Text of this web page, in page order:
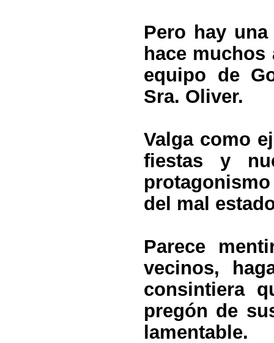
Pero hay
hace
equipo de
Sra. Oliver.
Valga como
fiestas y
del mal
Parece
vecinos,
consintiera
pregón de
lamentable.